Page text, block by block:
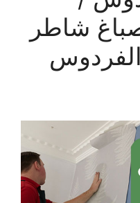
/ صباغ شاطر